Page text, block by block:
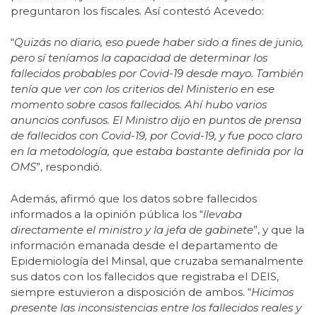
preguntaron los fiscales. Así contestó Acevedo:
“Quizás no diario, eso puede haber sido a fines de junio,
pero sí teníamos la capacidad de determinar los
fallecidos probables por Covid-19 desde mayo. También
tenía que ver con los criterios del Ministerio en ese
momento sobre casos fallecidos. Ahí hubo varios
anuncios confusos. El Ministro dijo en puntos de prensa
de fallecidos con Covid-19, por Covid-19, y fue poco claro
en la metodología, que estaba bastante definida por la
OMS”, respondió.
Además, afirmó que los datos sobre fallecidos
informados a la opinión pública los “llevaba
directamente el ministro y la jefa de gabinete”, y que la
información emanada desde el departamento de
Epidemiología del Minsal, que cruzaba semanalmente
sus datos con los fallecidos que registraba el DEIS,
siempre estuvieron a disposición de ambos. “Hicimos
presente las inconsistencias entre los fallecidos reales y